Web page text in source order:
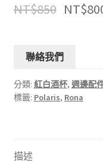
NT$850 NT$
聯絡我們
分類: 紅白酒杯, 週邊配
標籤: Polaris, Rona
描述